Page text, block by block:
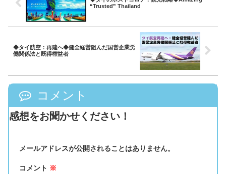
“Trusted” Thailand
◆タイ航空：再建へ◆健全経営阻んだ国営企業労
働関係法と既得権益者
コメント
感想をお聞かせください！
メールアドレスが公開されることはありません。
コメント ※